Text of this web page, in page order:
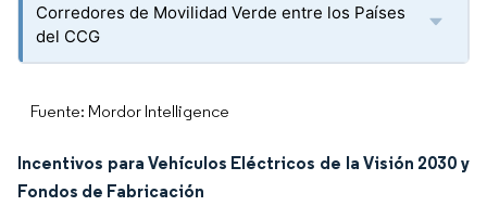
Corredores de Movilidad Verde entre los Países
del CCG
Fuente: Mordor Intelligence
Incentivos para Vehículos Eléctricos de la Visión 2030 y
Fondos de Fabricación